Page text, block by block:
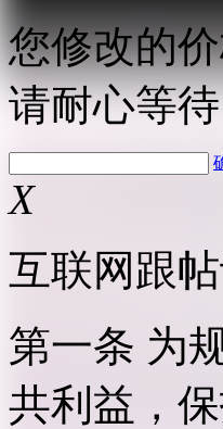
您修改的
请耐心等待
X
互联网跟
第一条 为
共利益，